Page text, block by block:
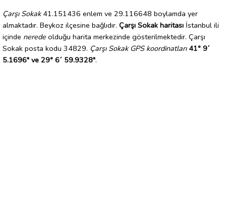
Çarşı Sokak41.151436 enlem ve 29.116648 boylamda yer
almaktadır. Beykoz ilçesine bağlıdır. Çarşı Sokak haritası İstanbul ili
içinde nerede olduğu harita merkezinde gösterilmektedir. Çarşı
Sokak posta kodu 34829. Çarşı Sokak GPS koordinatları 41° 9´
5.1696" ve 29° 6´ 59.9328".